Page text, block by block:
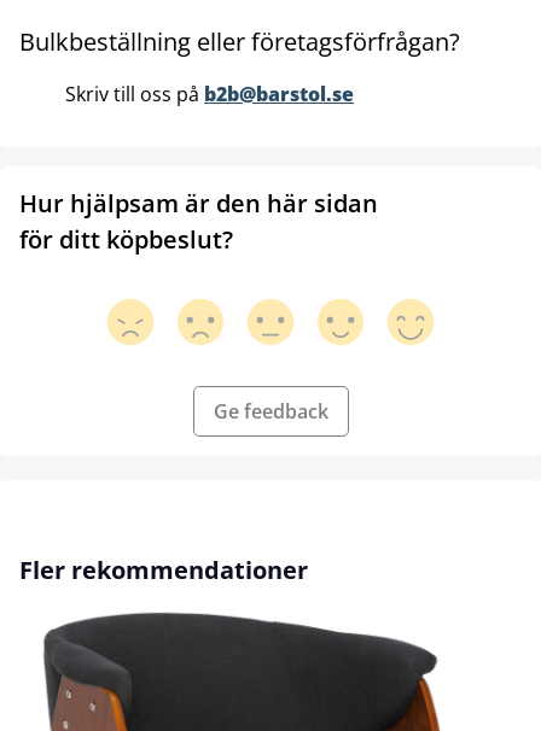
Bulkbeställning eller företagsförfrågan?
Skriv till oss på b2b@barstol.se
Hur hjälpsam är den här sidan
för ditt köpbeslut?
Ge feedback
Hoppa över produktgalleri
Fler rekommendationer